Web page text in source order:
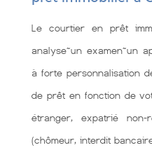
Le courtier en prêt
analyse~un examen~un
à forte personnalisation
de prêt en fonction de
étranger, expatrié
(chômeur, interdit